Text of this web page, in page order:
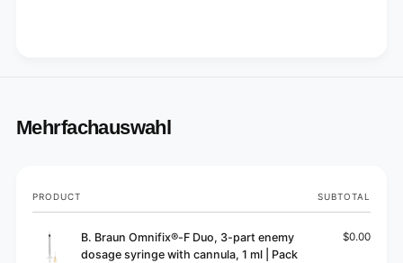
Mehrfachauswahl
Your
cart
PRODUCT SUBTOTAL
B. Braun Omnifix®-F Duo, 3-part enemy
dosage syringe with cannula, 1 ml | Pack
$0.00